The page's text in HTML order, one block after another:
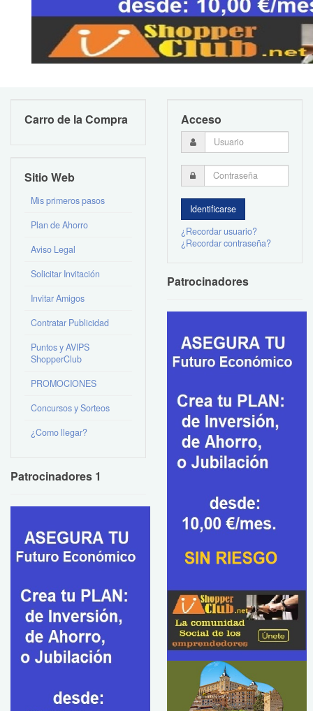
Carro de la Compra
Sitio Web
Mis primeros pasos
Plan de Ahorro
Aviso Legal
Solicitar Invitación
Invitar Amigos
Contratar Publicidad
Puntos y AVIPS
ShopperClub
PROMOCIONES
Concursos y Sorteos
¿Como llegar?
Patrocinadores 1
Acceso
¿Recordar usuario?
¿Recordar contraseña?
Patrocinadores